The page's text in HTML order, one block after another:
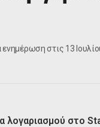
ενημέρωση στις 13
λογαριασμού στο